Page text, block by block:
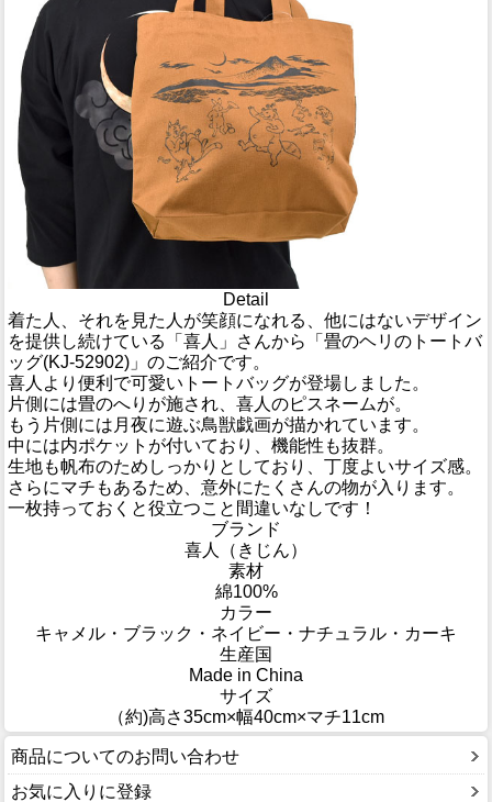
Detail
着た人、それを見た人が笑顔になれる、他にはないデザイン
を提供し続けている「喜人」さんから「畳のヘリのトートバ
ッグ(KJ-52902)」のご紹介です。
喜人より便利で可愛いトートバッグが登場しました。
片側には畳のへりが施され、喜人のピスネームが。
もう片側には月夜に遊ぶ鳥獣戯画が描かれています。
中には内ポケットが付いており、機能性も抜群。
生地も帆布のためしっかりとしており、丁度よいサイズ感。
さらにマチもあるため、意外にたくさんの物が入ります。
一枚持っておくと役立つこと間違いなしです！
ブランド
喜人（きじん）
素材
綿100%
カラー
キャメル・ブラック・ネイビー・ナチュラル・カーキ
生産国
Made in China
サイズ
（約)高さ35cm×幅40cm×マチ11cm
商品についてのお問い合わせ
お気に入りに登録